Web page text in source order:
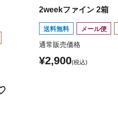
2weekファイン 2箱
送料無料 メール便
通常販売価格
¥2,900